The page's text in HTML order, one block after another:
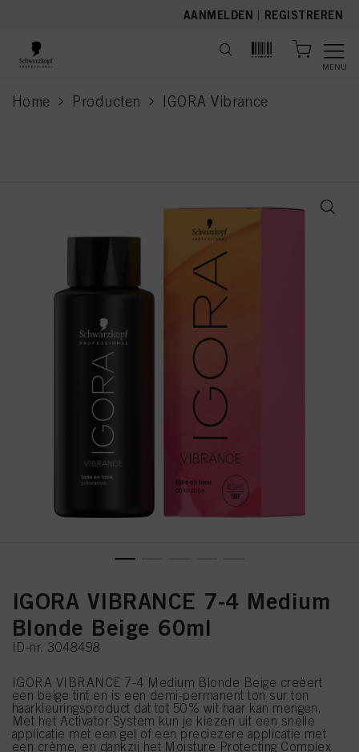
AANMELDEN | REGISTREREN
MENU
Home Producten IGORA Vibrance
current page
IGORA VIBRANCE 7-4 Medium
Blonde Beige 60ml
ID-nr. 3048498
IGORA VIBRANCE 7-4 Medium Blonde Beige creëert
een beige tint en is een demi-permanent ton sur ton
haarkleuringsproduct dat tot 50% wit haar kan mengen.
Met het Activator System kun je kiezen uit een snelle
applicatie met een gel of een preciezere applicatie met
een crème, en dankzij het Moisture Protecting Complex